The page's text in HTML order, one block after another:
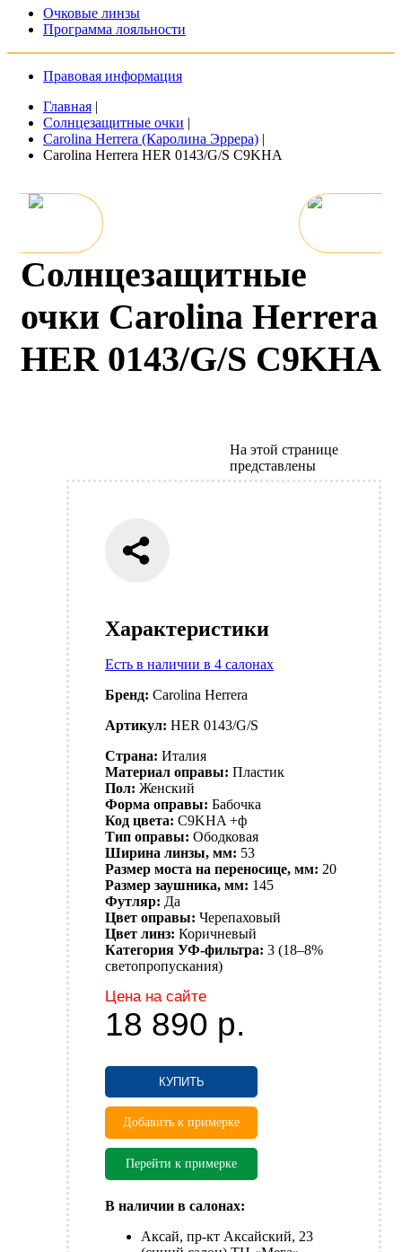
Очковые линзы
Программа лояльности
Правовая информация
Главная |
Солнцезащитные очки |
Carolina Herrera (Каролина Эррера) |
Carolina Herrera HER 0143/G/S C9KHA
Солнцезащитные
очки Carolina Herrera
HER 0143/G/S C9KHA
Характеристики
Есть в наличии в 4 салонах
Бренд: Carolina Herrera
Артикул: HER 0143/G/S
Страна: Италия
Материал оправы: Пластик
Пол: Женский
Форма оправы: Бабочка
Код цвета: C9KHA +ф
Тип оправы: Ободковая
Ширина линзы, мм: 53
Размер моста на переносице, мм: 20
Размер заушника, мм: 145
Футляр: Да
Цвет оправы: Черепаховый
Цвет линз: Коричневый
Категория УФ-фильтра: 3 (18–8%
светопропускания)
Цена на сайте
18 890 р.
КУПИТЬ
Добавить к примерке
Перейти к примерке
В наличии в салонах:
Аксай, пр-кт Аксайский, 23
На этой странице
представлены